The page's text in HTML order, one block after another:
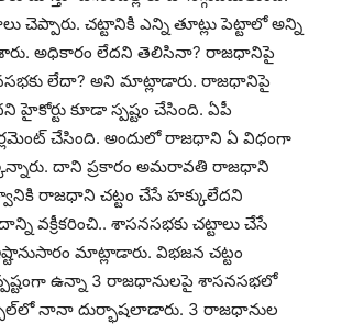
చెప్పారు. చట్టానికి ఎన్ని తూట్లు పెట్టాలో అన్ని
చేశారు. అధికారం లేదని తెలిసినా? రాజధానిపై
లేదా? అని మాట్లాడారు. రాజధానిపై
హైకోర్టు కూడా స్పష్టం చేసింది. ఏపీ
చేసింది. అందులో రాజధాని ఏ విధంగా
దాని ప్రకారం అమరావతి రాజధాని
రాజధాని చట్టం చేసే హక్కులేదని
వక్రీకరించి.. శాసనసభకు చట్టాలు చేసే
మాట్లాడారు. విభజన చట్టం
ఉన్నా 3 రాజధానులపై శాసనసభలో
నానా దుర్భాషలాడారు. 3 రాజధానుల